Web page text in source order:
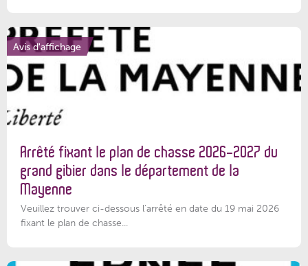
Avis d'affichage
Arrêté fixant le plan de chasse 2026-2027 du
grand gibier dans le département de la
Mayenne
Veuillez trouver ci-dessous l’arrêté en date du 19 mai 2026
fixant le plan de chasse...